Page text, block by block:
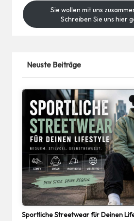
Sie wollen mit uns
Schreiben Sie uns hier
Neuste Beiträge
Sportliche Streetwear für Deinen